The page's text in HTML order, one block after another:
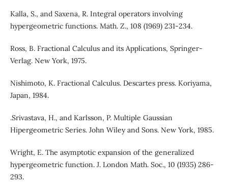
Kalla, S., and Saxena, R. Integral operators involving
hypergeometric functions. Math. Z., 108 (1969) 231-234.
Ross, B. Fractional Calculus and its Applications, Springer-
Verlag. New York, 1975.
Nishimoto, K. Fractional Calculus. Descartes press. Koriyama,
Japan, 1984.
.Srivastava, H., and Karlsson, P. Multiple Gaussian
Hipergeometric Series. John Wiley and Sons. New York, 1985.
Wright, E. The asymptotic expansion of the generalized
hypergeometric function. J. London Math. Soc., 10 (1935) 286-
293.